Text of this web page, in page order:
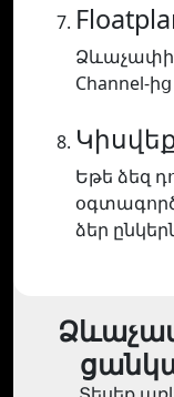
Ձևաչափի
Channel-
Եթե ձեզ
ձեր